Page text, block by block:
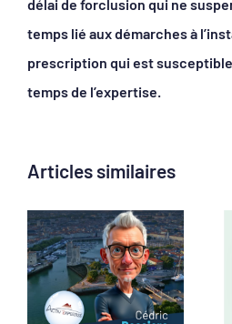
délai de forclusion qui ne
temps lié aux démarches à
prescription qui est susceptible
temps de l’expertise.
Articles similaires